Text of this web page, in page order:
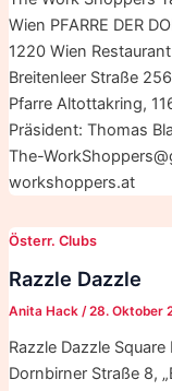
Wien PFARRE DER
1220 Wien
Breitenleer Straße
Pfarre Altottakring,
Präsident: Thomas
The-
workshoppers.at
Österr. Clubs
Razzle Dazzle
Anita Hack /28. Oktober
Razzle Dazzle
Dornbirner Straße 8,